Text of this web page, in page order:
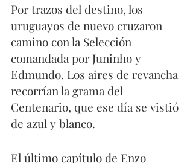
Por trazos del destino, los
uruguayos de nuevo cruzaron
camino con la Selección
comandada por Juninho y
Edmundo. Los aires de revancha
recorrían la grama del
Centenario, que ese día se vistió
de azul y blanco.
El último capítulo de Enzo